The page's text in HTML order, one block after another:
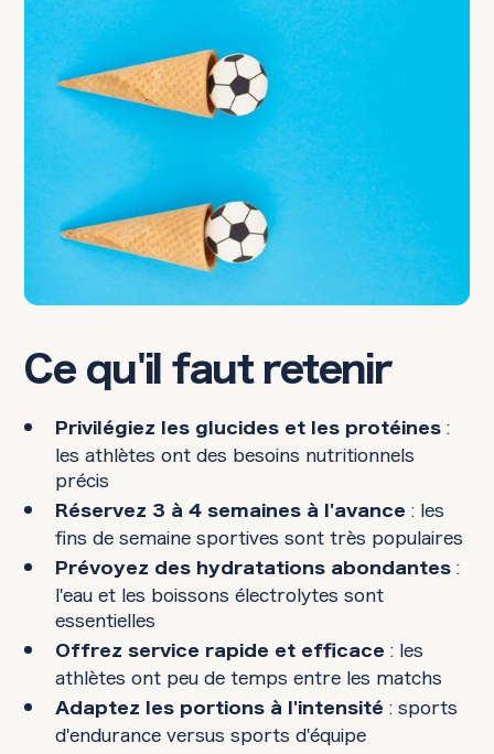
Ce qu'il faut retenir
Privilégiez les glucides et les protéines:
les athlètes ont des besoins nutritionnels
précis
Réservez 3 à 4 semaines à l'avance : les
fins de semaine sportives sont très populaires
Prévoyez des hydratations abondantes:
l'eau et les boissons électrolytes sont
essentielles
Offrez service rapide et efficace : les
athlètes ont peu de temps entre les matchs
Adaptez les portions à l'intensité : sports
d'endurance versus sports d'équipe